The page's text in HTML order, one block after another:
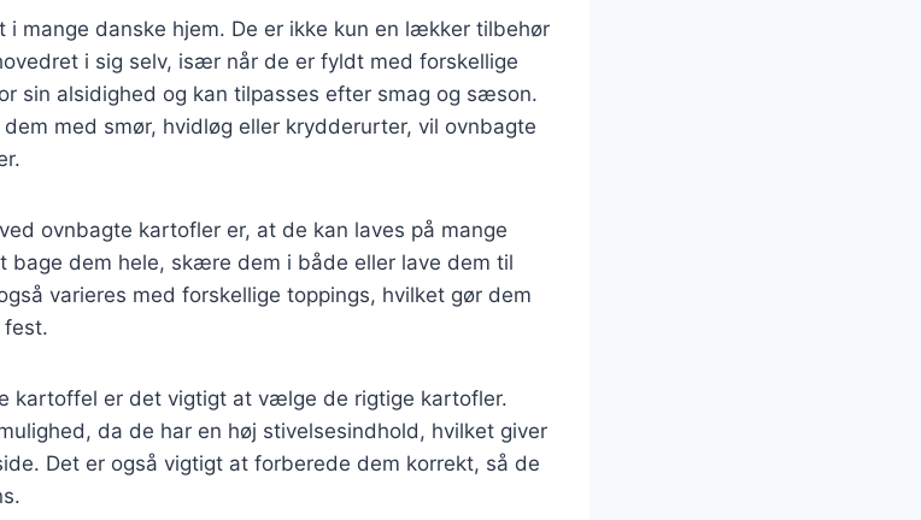
mange danske hjem. De er ikke kun en lækker tilbehør
i sig selv, især når de er fyldt med forskellige
sin alsidighed og kan tilpasses efter smag og sæson.
med smør, hvidløg eller krydderurter, vil ovnbagte
ovnbagte kartofler er, at de kan laves på mange
bage dem hele, skære dem i både eller lave dem til
varieres med forskellige toppings, hvilket gør dem
fest.
kartoffel er det vigtigt at vælge de rigtige kartofler.
da de har en høj stivelsesindhold, hvilket giver
Det er også vigtigt at forberede dem korrekt, så de